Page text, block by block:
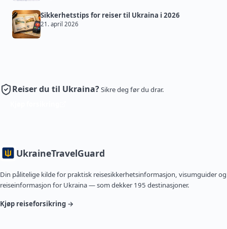
Sikkerhetstips for reiser til Ukraina i 2026
21. april 2026
Reiser du til Ukraina?Sikre deg før du drar.
UkraineTravelGuard
Din pålitelige kilde for praktisk reisesikkerhetsinformasjon, visumguider og
reiseinformasjon for Ukraina — som dekker 195 destinasjoner.
Kjøp reiseforsikring →